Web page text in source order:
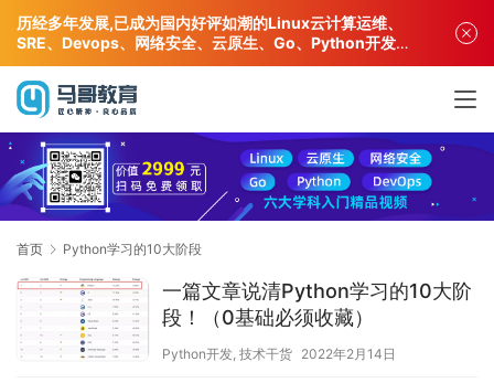
首页 Python学习的10大阶段
一篇文章说清Python学习的10大阶
段！（0基础必须收藏）
Python开发, 技术干货 2022年2月14日
历经多年发展,已成为国内好评如潮的Linux云计算运维、
SRE、Devops、网络安全、云原生、Go、Python开发专
业人才培训机构!